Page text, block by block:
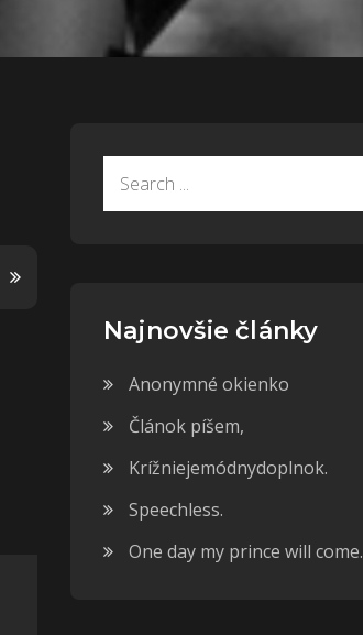
Najnovšie články
Anonymné okienko
Článok píšem,
Krížniejemódnydoplnok.
Speechless.
One day my prince will come.